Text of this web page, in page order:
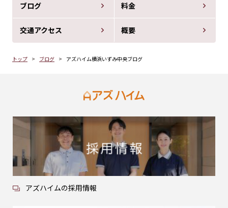
ブログ 料金
交通アクセス 概要
トップ ブログ アズハイム横浜いずみ中央ブログ
アズハイムの採用情報